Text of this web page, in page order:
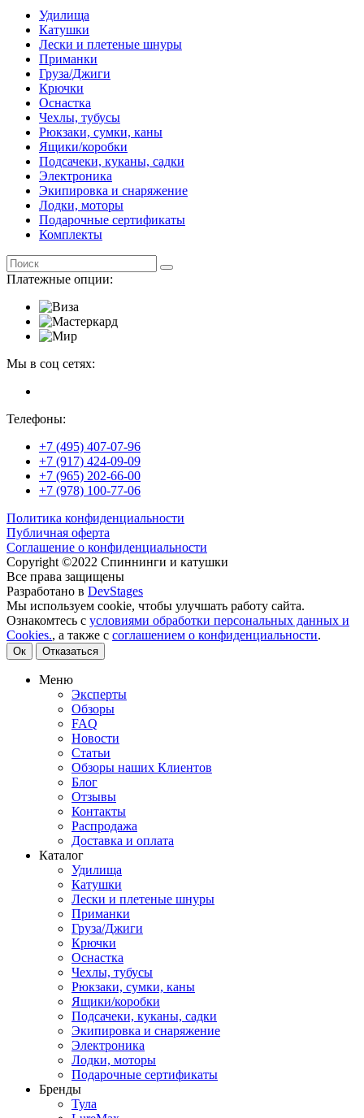
Удилища
Катушки
Лески и плетеные шнуры
Приманки
Груза/Джиги
Крючки
Оснастка
Чехлы, тубусы
Рюкзаки, сумки, каны
Ящики/коробки
Подсачеки, куканы, садки
Электроника
Экипировка и снаряжение
Лодки, моторы
Подарочные сертификаты
Комплекты
Платежные опции:
Мы в соц сетях:
Телефоны:
+7 (495) 407-07-96
+7 (917) 424-09-09
+7 (965) 202-66-00
+7 (978) 100-77-06
Политика конфиденциальности
Публичная оферта
Соглашение о конфиденциальности
Copyright ©2022 Спиннинги и катушки
Все права защищены
Разработано в DevStages
Мы используем cookie, чтобы улучшать работу сайта.
Ознакомтесь с условиями обработки персональных данных и
Cookies., а также с соглашением о конфиденциальности.
Ок Отказаться
Меню
Эксперты
Обзоры
FAQ
Новости
Статьи
Обзоры наших Клиентов
Блог
Отзывы
Контакты
Распродажа
Доставка и оплата
Каталог
Удилища
Катушки
Лески и плетеные шнуры
Приманки
Груза/Джиги
Крючки
Оснастка
Чехлы, тубусы
Рюкзаки, сумки, каны
Ящики/коробки
Подсачеки, куканы, садки
Экипировка и снаряжение
Электроника
Лодки, моторы
Подарочные сертификаты
Бренды
Тула